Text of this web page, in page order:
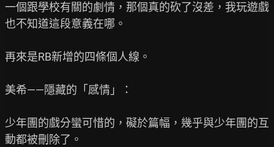
一個跟學校有關的劇情，那個真的砍了沒差，我玩遊戲
也不知道這段意義在哪。
再來是RB新增的四條個人線。
美希——隱藏的「感情」：
少年團的戲分蠻可惜的，礙於篇幅，幾乎與少年團的互
動都被刪除了。